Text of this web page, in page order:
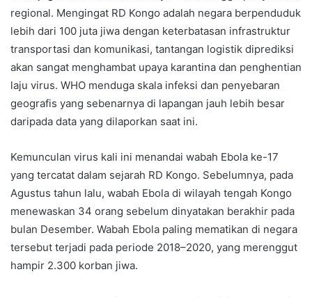
regional. Mengingat RD Kongo adalah negara berpenduduk
lebih dari 100 juta jiwa dengan keterbatasan infrastruktur
transportasi dan komunikasi, tantangan logistik diprediksi
akan sangat menghambat upaya karantina dan penghentian
laju virus. WHO menduga skala infeksi dan penyebaran
geografis yang sebenarnya di lapangan jauh lebih besar
daripada data yang dilaporkan saat ini.
Kemunculan virus kali ini menandai wabah Ebola ke-17
yang tercatat dalam sejarah RD Kongo. Sebelumnya, pada
Agustus tahun lalu, wabah Ebola di wilayah tengah Kongo
menewaskan 34 orang sebelum dinyatakan berakhir pada
bulan Desember. Wabah Ebola paling mematikan di negara
tersebut terjadi pada periode 2018–2020, yang merenggut
hampir 2.300 korban jiwa.